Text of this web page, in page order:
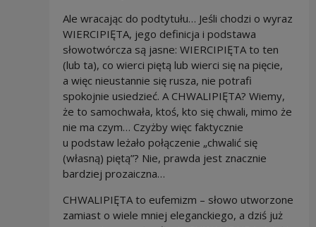
Ale wracając do podtytułu… Jeśli chodzi o wyraz
WIERCIPIĘTA, jego definicja i podstawa
słowotwórcza są jasne: WIERCIPIĘTA to ten
(lub ta), co wierci piętą lub wierci się na pięcie,
a więc nieustannie się rusza, nie potrafi
spokojnie usiedzieć. A CHWALIPIĘTA? Wiemy,
że to samochwała, ktoś, kto się chwali, mimo że
nie ma czym… Czyżby więc faktycznie
u podstaw leżało połączenie „chwalić się
(własną) piętą”? Nie, prawda jest znacznie
bardziej prozaiczna…
CHWALIPIĘTA to eufemizm – słowo utworzone
zamiast o wiele mniej eleganckiego, a dziś już